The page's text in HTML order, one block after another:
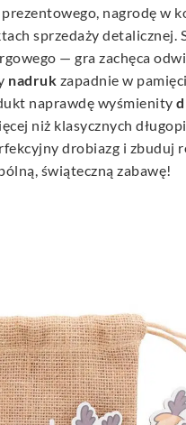
nagrodę w
sprzedaży detalicznej.
— gra zachęca
nadruk zapadnie w
naprawdę wyśmienity
niż klasycznych
drobiazg i zbuduj
świąteczną zabawę!